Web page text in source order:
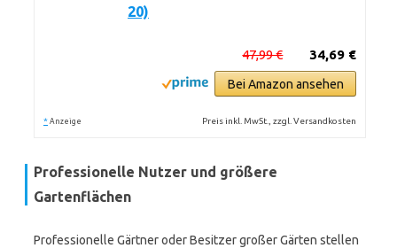
20)
34,69 €
47,99 €
Bei Amazon ansehen
* Anzeige Preis inkl. MwSt., zzgl. Versandkosten
Professionelle Nutzer und größere
Gartenflächen
Professionelle Gärtner oder Besitzer großer Gärten stellen